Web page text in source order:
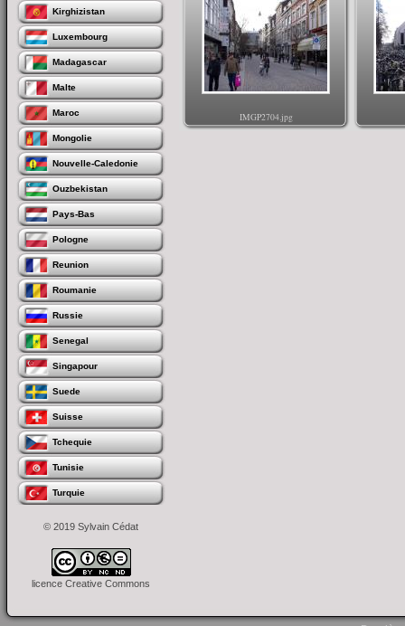
Kirghizistan
Luxembourg
Madagascar
Malte
Maroc
Mongolie
Nouvelle-Caledonie
Ouzbekistan
Pays-Bas
Pologne
Reunion
Roumanie
Russie
Senegal
Singapour
Suede
Suisse
Tchequie
Tunisie
Turquie
© 2019 Sylvain Cédat
licence Creative Commons
IMGP2704.jpg